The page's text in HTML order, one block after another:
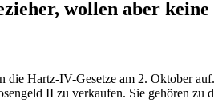
wollen aber
Hartz-IV-Gesetze am 2. Oktober
II zu verkaufen. Sie gehören zu